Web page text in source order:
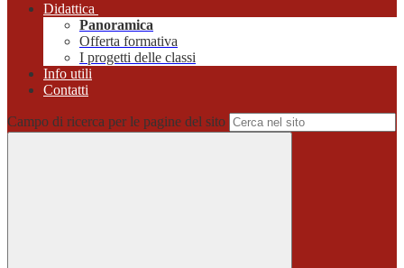
Didattica
Panoramica
Offerta formativa
I progetti delle classi
Info utili
Contatti
Campo di ricerca per le pagine del sito